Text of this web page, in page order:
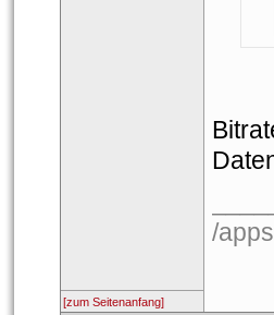
/
[zum Seitenanfang]